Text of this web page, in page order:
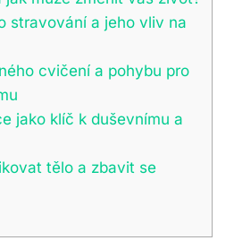
stravování a jeho vliv na
cvičení a pohybu pro
jako klíč k duševnímu a
tělo a zbavit se